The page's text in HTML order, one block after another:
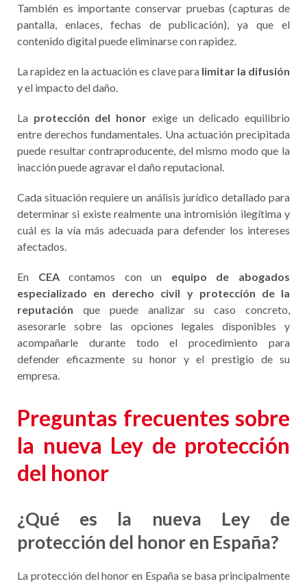
También es importante conservar pruebas (capturas de
pantalla, enlaces, fechas de publicación), ya que el
contenido digital puede eliminarse con rapidez.
La rapidez en la actuación es clave para limitar la difusión
y el impacto del daño.
La protección del honor exige un delicado equilibrio
entre derechos fundamentales. Una actuación precipitada
puede resultar contraproducente, del mismo modo que la
inacción puede agravar el daño reputacional.
Cada situación requiere un análisis jurídico detallado para
determinar si existe realmente una intromisión ilegítima y
cuál es la vía más adecuada para defender los intereses
afectados.
En CEAcontamos con un equipo de abogados
especializado en derecho civil y protección de la
reputación que puede analizar su caso concreto,
asesorarle sobre las opciones legales disponibles y
acompañarle durante todo el procedimiento para
defender eficazmente su honor y el prestigio de su
empresa.
Preguntas frecuentes sobre
la nueva Ley de protección
del honor
¿Qué es la nueva Ley de
protección del honor en España?
La protección del honor en España se basa principalmente